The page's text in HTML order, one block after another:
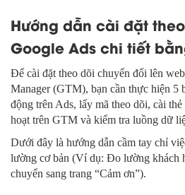
Hướng dẫn cài đặt
Google Ads chi tiết
Để cài đặt theo dõi chuyển đổi lên
Manager (GTM), bạn cần thực hiện 5
động trên Ads, lấy mã theo dõi, cài
hoạt trên GTM và kiểm tra luồng dữ
Dưới đây là hướng dẫn cầm tay chỉ
lường cơ bản (Ví dụ: Đo lường khách
chuyển sang trang “Cảm ơn”).